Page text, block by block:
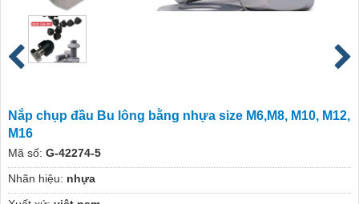
Nắp chụp đầu Bu lông bằng nhựa size M6,M8, M10, M12,
M16
Mã số: G-42274-5
Nhãn hiệu: nhựa